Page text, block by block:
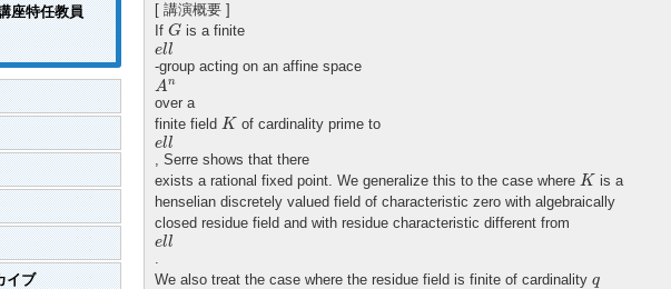
座特任教員
イブ
[ 講演概要 ]
If G
G is a finite
ell
ell
-group acting on an affine space
An
An
over a
finite field K
K of cardinality prime to
ell
ell
, Serre shows that there
exists a rational fixed point. We generalize this to the case where K
K is a
henselian discretely valued field of characteristic zero with algebraically
closed residue field and with residue characteristic different from
ell
ell
.
We also treat the case where the residue field is finite of cardinality q
q